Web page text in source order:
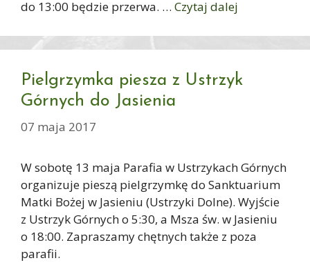
do 13:00 będzie przerwa. … Czytaj dalej
Pielgrzymka piesza z Ustrzyk
Górnych do Jasienia
07 maja 2017
W sobotę 13 maja Parafia w Ustrzykach Górnych
organizuje pieszą pielgrzymkę do Sanktuarium
Matki Bożej w Jasieniu (Ustrzyki Dolne). Wyjście
z Ustrzyk Górnych o 5:30, a Msza św. w Jasieniu
o 18:00. Zapraszamy chętnych także z poza
parafii.